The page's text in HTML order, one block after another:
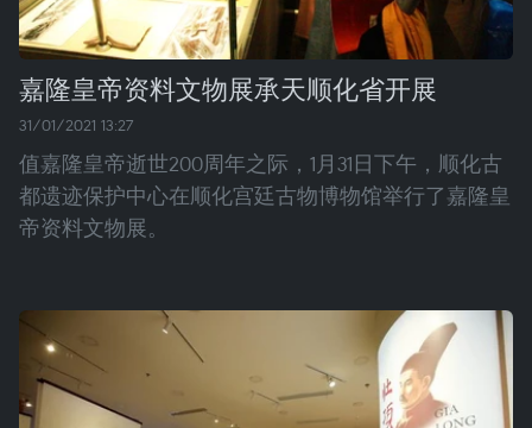
嘉隆皇帝资料文物展承天顺化省开展
31/01/2021 13:27
值嘉隆皇帝逝世200周年之际，1月31日下午，顺化古
都遗迹保护中心在顺化宫廷古物博物馆举行了嘉隆皇
帝资料文物展。